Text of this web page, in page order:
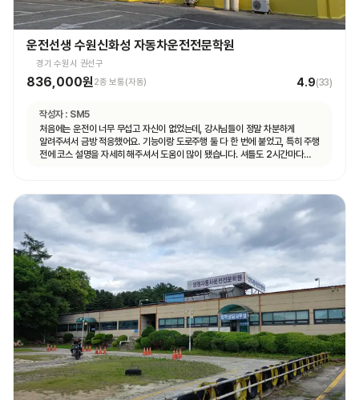
운전선생 수원신화성 자동차운전전문학원
경기 수원시 권선구
836,000원 2종 보통(자동) 4.9(33)
작성자 : SM5
처음에는 운전이 너무 무섭고 자신이 없었는데, 강사님들이 정말 차분하게
알려주셔서 금방 적응했어요. 기능이랑 도로주행 둘 다 한 번에 붙었고, 특히 주행
전에 코스 설명을 자세히 해주셔서 도움이 많이 됐습니다. 셔틀도 2시간마다